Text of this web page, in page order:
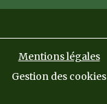
Mentions légales
Gestion des cookies